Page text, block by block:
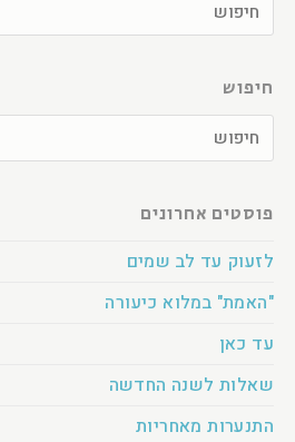
חיפוש
פוסטים אחרונים
לזעוק עד לב שמים
"האמת" במלוא כיעורה
עד כאן
שאלות לשנה החדשה
התנערות מאחריות